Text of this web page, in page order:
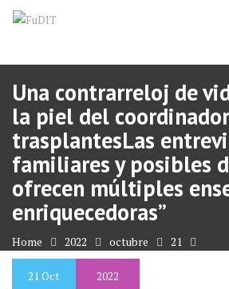
Skip
Una contrarreloj de
la piel del
trasplantesLas
familiares y posibles
ofrecen múltiples
enriquecedoras”
Home 2022 octubre
21
Una contrarreloj de vida y duelo: en la piel
trasplantesLas entrevistas con los
21Oct 2022